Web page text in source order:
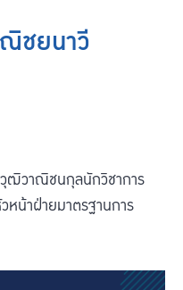
ชยนาวี
วุฒิวาณิชนกุลนักวิชาการ
น้าฝ่ายมาตรฐานการ